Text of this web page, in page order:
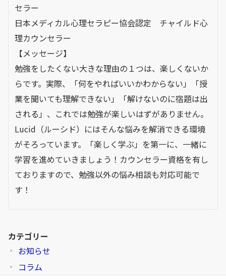
セラー
日本メディカル心理セラピー協会認定 チャイルド心
理カウンセラー
【メッセージ】
勉強をしたくない大きな理由の１つは、楽しくないか
らです。実際、「何をやればいいかわからない」「授
業を聞いても理解できない」「解けないのに宿題は出
される」、これでは勉強が楽しいはずがありません。
Lucid（ルーシド）にはそんな悩みを解消できる環境
がそろっています。「楽しく学ぶ」を第一に、一緒に
学習を進めていきましょう！カウンセラー資格を有し
ておりますので、勉強以外の悩み相談も対応可能で
す！
カテゴリー
お知らせ
コラム